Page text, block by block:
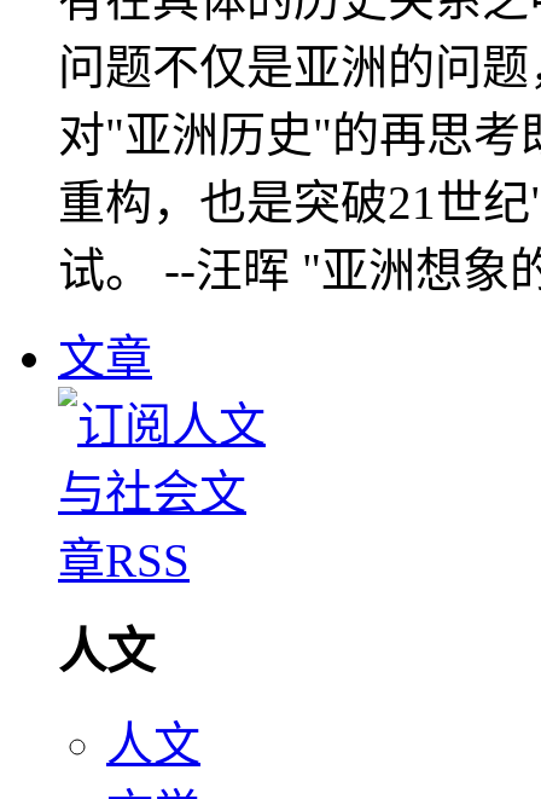
问题不仅是亚洲的问
对"亚洲历史"的再思考
重构，也是突破21世
试。 --汪晖 "亚洲想象
文章
人文
人文